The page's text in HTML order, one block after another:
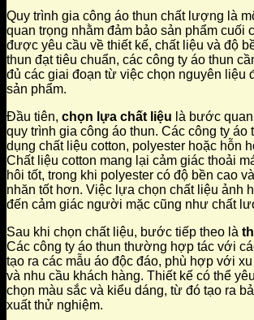
Quy trình gia công áo thun chất lượng là
quan trọng nhằm đảm bảo sản phẩm cuối
được yêu cầu về thiết kế, chất liệu và độ
thun đạt tiêu chuẩn, các công ty áo thun
đủ các giai đoạn từ việc chọn nguyên liệu
sản phẩm.
Đầu tiên, chọn lựa chất liệu là bước
quy trình gia công áo thun. Các công ty
dụng chất liệu cotton, polyester hoặc hỗn
Chất liệu cotton mang lại cảm giác thoải
hôi tốt, trong khi polyester có độ bền cao
nhăn tốt hơn. Việc lựa chọn chất liệu ảnh
đến cảm giác người mặc cũng như chất
Sau khi chọn chất liệu, bước tiếp theo là
Các công ty áo thun thường hợp tác với
tạo ra các mẫu áo độc đáo, phù hợp với
và nhu cầu khách hàng. Thiết kế có thể
chọn màu sắc và kiểu dáng, từ đó tạo ra
xuất thử nghiệm.